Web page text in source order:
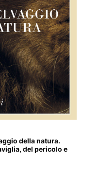
della natura.
del pericolo e